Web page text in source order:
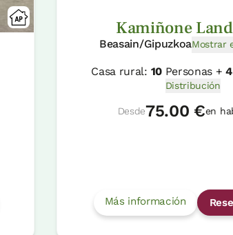
Kamiñone
Beasain/GipuzkoaMostrar
Casa rural: 10Personas +4
Distribución
Desde75.00 €en
Más información